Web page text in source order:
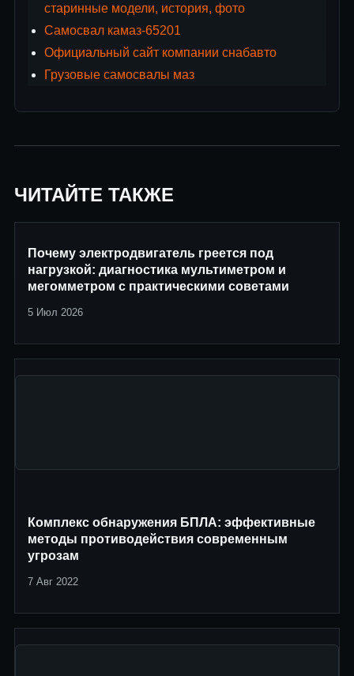
старинные модели, история, фото
Самосвал камаз-65201
Официальный сайт компании снабавто
Грузовые самосвалы маз
ЧИТАЙТЕ ТАКЖЕ
Почему электродвигатель греется под
нагрузкой: диагностика мультиметром и
мегомметром с практическими советами
5 Июл 2026
Комплекс обнаружения БПЛА: эффективные
методы противодействия современным
угрозам
7 Авг 2022